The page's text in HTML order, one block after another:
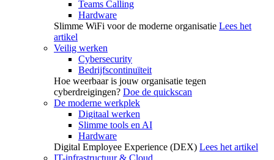
Teams Calling
Hardware
Slimme WiFi voor de moderne organisatie Lees het
artikel
Veilig werken
Cybersecurity
Bedrijfscontinuïteit
Hoe weerbaar is jouw organisatie tegen
cyberdreigingen? Doe de quickscan
De moderne werkplek
Digitaal werken
Slimme tools en AI
Hardware
Digital Employee Experience (DEX) Lees het artikel
IT-infrastructuur & Cloud